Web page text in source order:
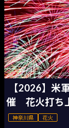
【2026】米
催 花火打ち
神奈川県 花火